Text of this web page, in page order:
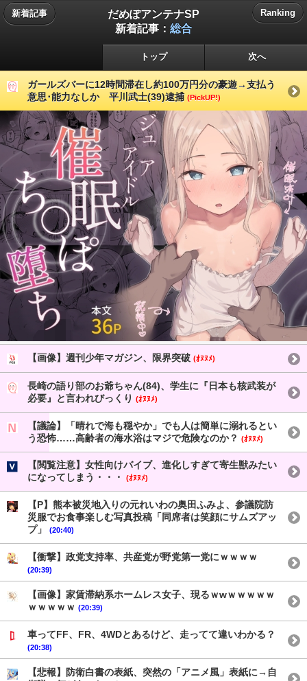
新着記事
だめぽアンテナSP
新着記事： 総合
Ranking
トップ 次へ
ガールズバーに12時間滞在し約100万円分の豪遊→支払う
意思･能力なしか 平川武士(39)逮捕 (PickUP!)
【画像】週刊少年マガジン、限界突破 (ｵﾇﾇﾒ)
長崎の語り部のお爺ちゃん(84)、学生に『日本も核武装が
必要』と言われびっくり (ｵﾇﾇﾒ)
【議論】「晴れで海も穏やか」でも人は簡単に溺れるとい
う恐怖……高齢者の海水浴はマジで危険なのか？ (ｵﾇﾇﾒ)
【閲覧注意】女性向けバイブ、進化しすぎて寄生獣みたい
になってしまう・・・
(ｵﾇﾇﾒ)
【P】熊本被災地入りの元れいわの奥田ふみよ、参議院防
災服でお食事楽しむ写真投稿「同席者は笑顔にサムズアッ
プ」
(20:40)
【衝撃】政党支持率、共産党が野党第一党にｗｗｗｗ
(20:39)
【画像】家賃滞納系ホームレス女子、現るｗwｗｗｗｗｗ
ｗｗｗｗｗ (20:39)
車ってFF、FR、4WDとあるけど、走ってて違いわかる？
(20:38)
【悲報】防衛白書の表紙、突然の「アニメ風」表紙に→自